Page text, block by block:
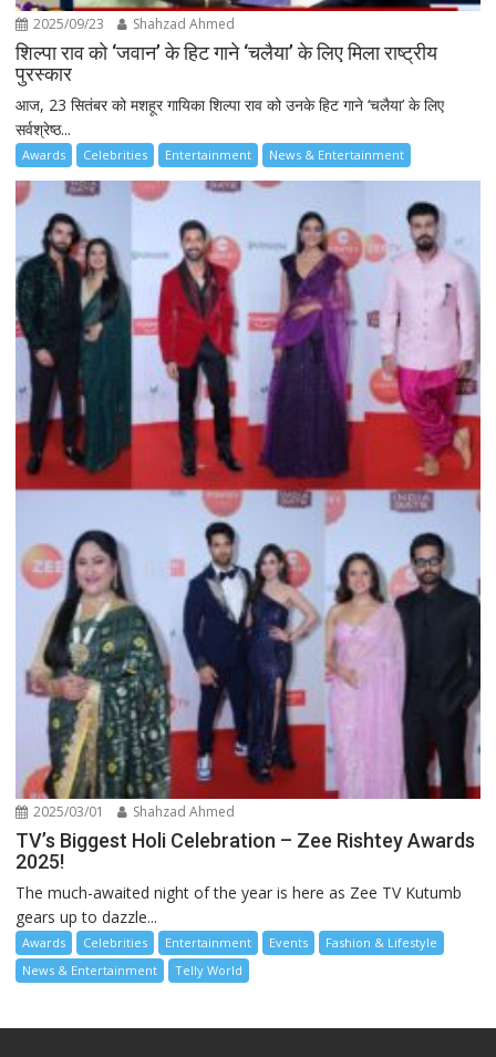
2025/09/23 Shahzad Ahmed
शिल्पा राव को ‘जवान’ के हिट गाने ‘चलैया’ के लिए मिला राष्ट्रीय
पुरस्कार
आज, 23 सितंबर को मशहूर गायिका शिल्पा राव को उनके हिट गाने ‘चलैया’ के लिए
सर्वश्रेष्ठ...
Awards Celebrities Entertainment News & Entertainment
2025/03/01 Shahzad Ahmed
TV’s Biggest Holi Celebration – Zee Rishtey Awards
2025!
The much-awaited night of the year is here as Zee TV Kutumb
gears up to dazzle...
Awards Celebrities Entertainment Events
Fashion & Lifestyle
News & Entertainment
Telly World